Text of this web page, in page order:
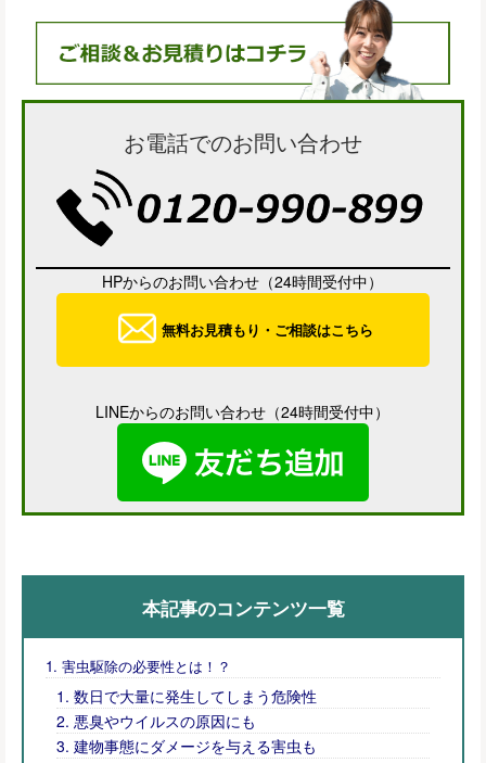
お電話でのお問い合わせ
HPからのお問い合わせ（24時間受付中）
無料お見積もり・ご相談はこちら
LINEからのお問い合わせ（24時間受付中）
本記事のコンテンツ一覧
害虫駆除の必要性とは！？
数日で大量に発生してしまう危険性
悪臭やウイルスの原因にも
建物事態にダメージを与える害虫も